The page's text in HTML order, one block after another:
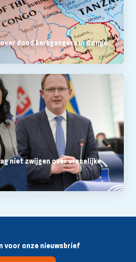
dood kerkgangers in Congo
niet zwijgen over vreselijke
voor onze nieuwsbrief